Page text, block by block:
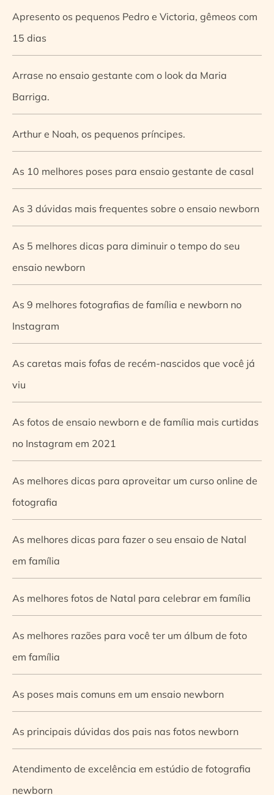
Apresento os pequenos Pedro e Victoria, gêmeos com
15 dias
Arrase no ensaio gestante com o look da Maria
Barriga.
Arthur e Noah, os pequenos príncipes.
As 10 melhores poses para ensaio gestante de casal
As 3 dúvidas mais frequentes sobre o ensaio newborn
As 5 melhores dicas para diminuir o tempo do seu
ensaio newborn
As 9 melhores fotografias de família e newborn no
Instagram
As caretas mais fofas de recém-nascidos que você já
viu
As fotos de ensaio newborn e de família mais curtidas
no Instagram em 2021
As melhores dicas para aproveitar um curso online de
fotografia
As melhores dicas para fazer o seu ensaio de Natal
em família
As melhores fotos de Natal para celebrar em família
As melhores razões para você ter um álbum de foto
em família
As poses mais comuns em um ensaio newborn
As principais dúvidas dos pais nas fotos newborn
Atendimento de excelência em estúdio de fotografia
newborn